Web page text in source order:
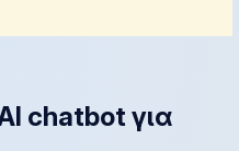
chatbot για